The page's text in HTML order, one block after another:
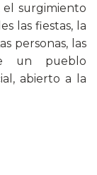
el surgimiento
las fiestas, la
personas, las
un pueblo
abierto a la